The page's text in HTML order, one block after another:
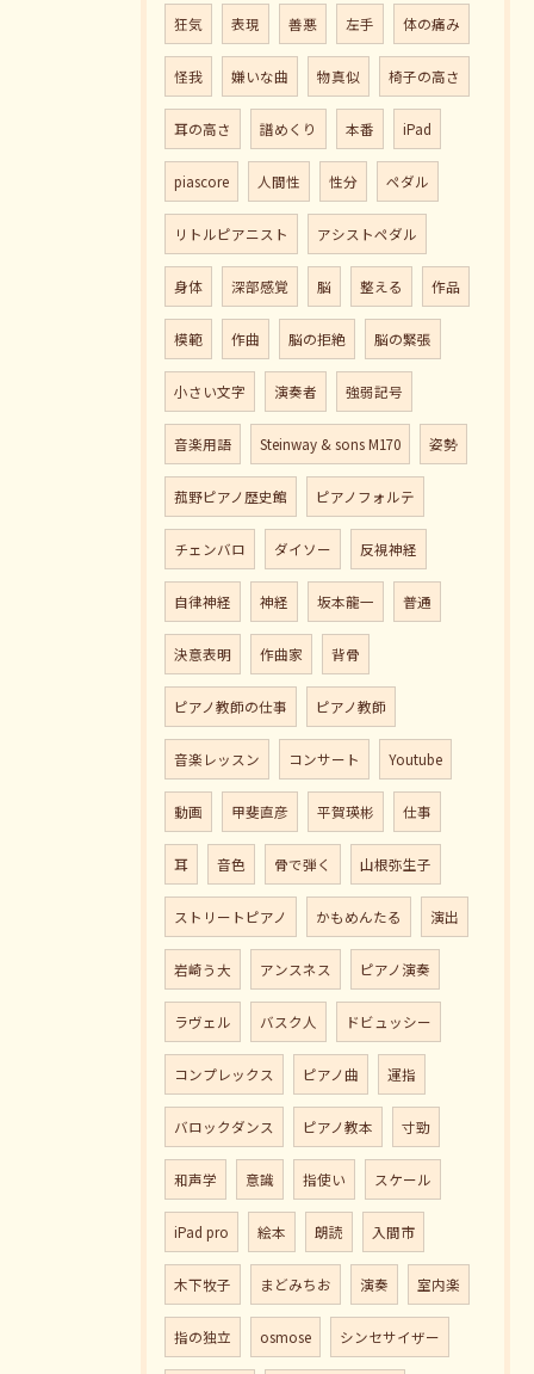
狂気 表現 善悪 左手 体の痛み
怪我 嫌いな曲 物真似 椅子の高さ
耳の高さ 譜めくり 本番 iPad
piascore 人間性 性分 ペダル
リトルピアニスト アシストペダル
身体 深部感覚 脳 整える 作品
模範 作曲 脳の拒絶 脳の緊張
小さい文字 演奏者 強弱記号
音楽用語 Steinway & sons M170 姿勢
菰野ピアノ歴史館 ピアノフォルテ
チェンバロ ダイソー 反視神経
自律神経 神経 坂本龍一 普通
決意表明 作曲家 背骨
ピアノ教師の仕事 ピアノ教師
音楽レッスン コンサート Youtube
動画 甲斐直彦 平賀瑛彬 仕事
耳 音色 骨で弾く 山根弥生子
ストリートピアノ かもめんたる 演出
岩崎う大 アンスネス ピアノ演奏
ラヴェル バスク人 ドビュッシー
コンプレックス ピアノ曲 運指
バロックダンス ピアノ教本 寸勁
和声学 意識 指使い スケール
iPad pro 絵本 朗読 入間市
木下牧子 まどみちお 演奏 室内楽
指の独立 osmose シンセサイザー